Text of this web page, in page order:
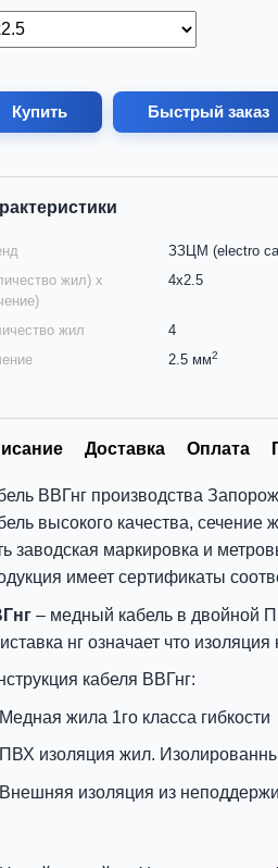
Купить Быстрый заказ
ЗЗЦМ (electro
жил) х
4х2.5
жил
4
2.5 мм2
Доставка Оплата
ВВГнг производства
высокого качества, сечение
заводская маркировка и
имеет сертификаты
– медный кабель в двойной
нг означает что
кабеля ВВГнг:
Медная жила 1го класса гибкости
ПВХ изоляция жил.
Внешняя изоляция из